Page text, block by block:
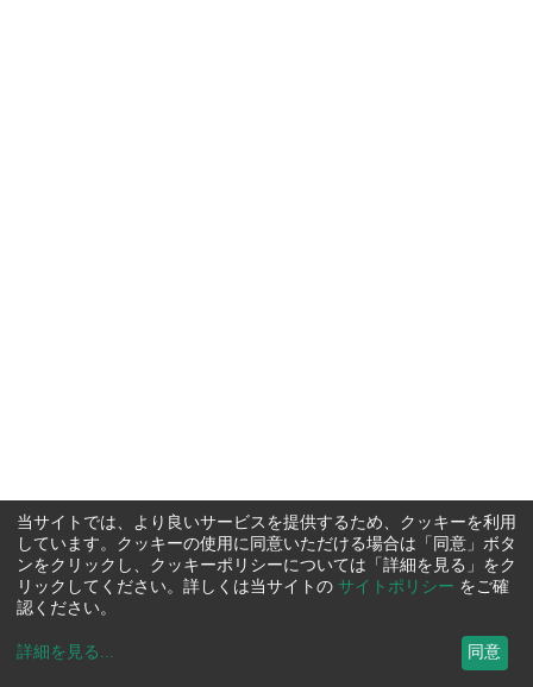
当サイトでは、より良いサービスを提供するため、クッキーを利用
しています。クッキーの使用に同意いただける場合は「同意」ボタ
ンをクリックし、クッキーポリシーについては「詳細を見る」をク
リックしてください。詳しくは当サイトの サイトポリシー をご確
認ください。
詳細を見る ... 同意